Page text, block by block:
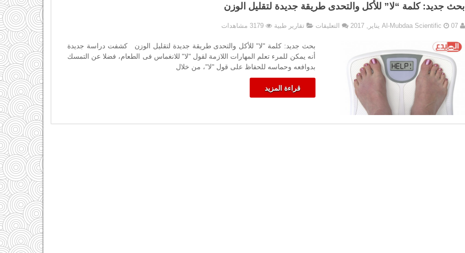
بحث جديد: كلمة “لا” للأكل والتحدى طريقة جديدة لتقليل الوزن
Al-Mubdaa Scientific 07 يناير, 2017 التعليقاتعلى
جديد:
كلمة
للأكل
طريقة
تقارير طبية 3179 مشاهدات
بحث جديد: كلمة "لا" للأكل والتحدى طريقة جديدة لتقليل الوزن كشفت دراسة جديدة
أنه يمكن للمرء تعلم المهارات اللازمة لقول "لا" للانغماس فى الطعام، فضلا عن التمسك
بدوافعه وحماسه للحفاظ على قول "لا"، من خلال
قراءة المزيد